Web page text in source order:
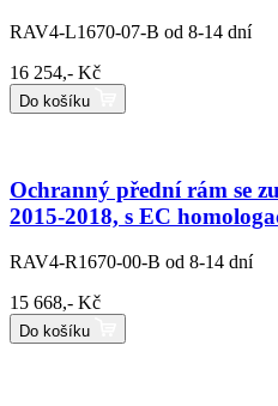
RAV4-L1670-07-B od 8-14 dní
16 254,- Kč
Do košíku
Ochranný přední rám se
2015-2018, s EC
RAV4-R1670-00-B od 8-14 dní
15 668,- Kč
Do košíku